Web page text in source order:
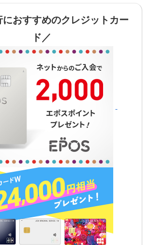
におすすめのクレジットカー
ド／